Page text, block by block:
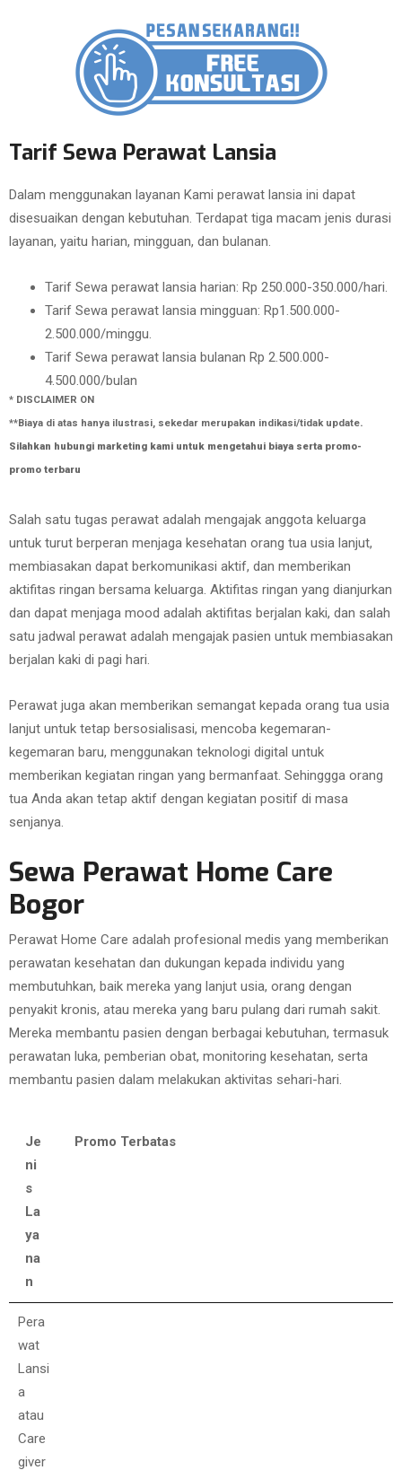
Tarif Sewa Perawat Lansia
Dalam menggunakan layanan Kami perawat lansia ini dapat
disesuaikan dengan kebutuhan. Terdapat tiga macam jenis durasi
layanan, yaitu harian, mingguan, dan bulanan.
Tarif Sewa perawat lansia harian: Rp 250.000-350.000/hari.
Tarif Sewa perawat lansia mingguan: Rp1.500.000-
2.500.000/minggu.
Tarif Sewa perawat lansia bulanan Rp 2.500.000-
4.500.000/bulan
* DISCLAIMER ON
**Biaya di atas hanya ilustrasi, sekedar merupakan indikasi/tidak update.
Silahkan hubungi marketing kami untuk mengetahui biaya serta promo-
promo terbaru
Salah satu tugas perawat adalah mengajak anggota keluarga
untuk turut berperan menjaga kesehatan orang tua usia lanjut,
membiasakan dapat berkomunikasi aktif, dan memberikan
aktifitas ringan bersama keluarga. Aktifitas ringan yang dianjurkan
dan dapat menjaga mood adalah aktifitas berjalan kaki, dan salah
satu jadwal perawat adalah mengajak pasien untuk membiasakan
berjalan kaki di pagi hari.
Perawat juga akan memberikan semangat kepada orang tua usia
lanjut untuk tetap bersosialisasi, mencoba kegemaran-
kegemaran baru, menggunakan teknologi digital untuk
memberikan kegiatan ringan yang bermanfaat. Sehinggga orang
tua Anda akan tetap aktif dengan kegiatan positif di masa
senjanya.
Sewa Perawat Home Care
Bogor
Perawat Home Care adalah profesional medis yang memberikan
perawatan kesehatan dan dukungan kepada individu yang
membutuhkan, baik mereka yang lanjut usia, orang dengan
penyakit kronis, atau mereka yang baru pulang dari rumah sakit.
Mereka membantu pasien dengan berbagai kebutuhan, termasuk
perawatan luka, pemberian obat, monitoring kesehatan, serta
membantu pasien dalam melakukan aktivitas sehari-hari.
Je
ni
s
La
ya
na
n
Promo Terbatas
ni
ya
na
n
Pera
wat
Lansi
a
atau
Care
giver